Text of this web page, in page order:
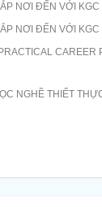
NƠI ĐẾN VỚI KGC
NƠI ĐẾN VỚI KGC
CAREER
NGHỀ THIẾT